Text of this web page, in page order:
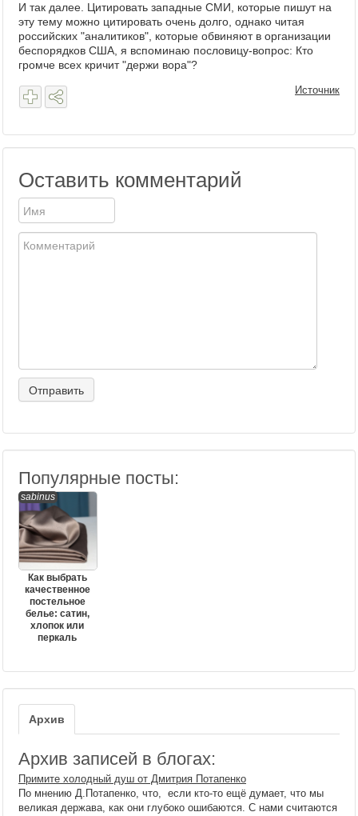
И так далее. Цитировать западные СМИ, которые пишут на
эту тему можно цитировать очень долго, однако читая
российских "аналитиков", которые обвиняют в организации
беспорядков США, я вспоминаю пословицу-вопрос: Кто
громче всех кричит "держи вора"?
Источник
Оставить комментарий
Популярные посты:
sabinus
Как выбрать
качественное
постельное
белье: сатин,
хлопок или
перкаль
Архив
Архив записей в блогах:
Примите холодный душ от Дмитрия Потапенко
По мнению Д.Потапенко, что, если кто-то ещё думает, что мы
великая держава, как они глубоко ошибаются. С нами считаются